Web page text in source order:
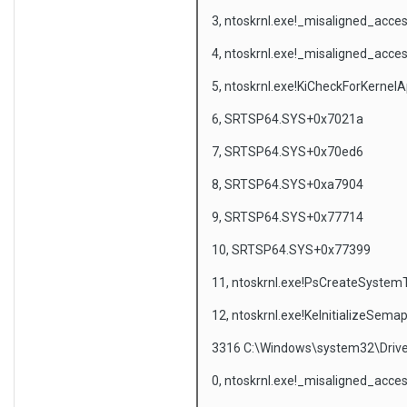
3,
4,
5,
6, SRTSP64.SYS+0x7021a
7, SRTSP64.SYS+0x70ed6
8, SRTSP64.SYS+0xa7904
9, SRTSP64.SYS+0x77714
10, SRTSP64.SYS+0x77399
11,
12,
3316
0,